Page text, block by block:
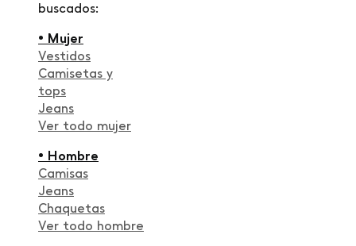
buscados:
• Mujer
Vestidos
Camisetas y
tops
Jeans
Ver todo mujer
• Hombre
Camisas
Jeans
Chaquetas
Ver todo hombre